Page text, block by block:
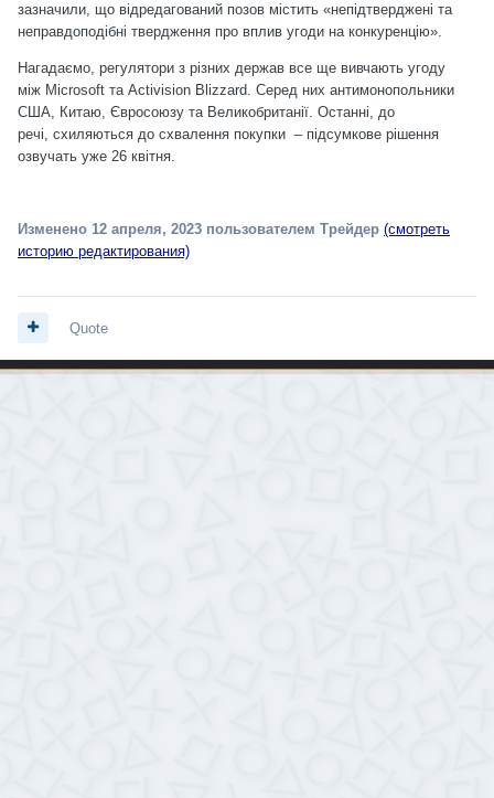
зазначили, що відредагований позов містить «непідтверджені та
неправдоподібні твердження про вплив угоди на конкуренцію».
Нагадаємо, регулятори з різних держав все ще вивчають угоду
між Microsoft та Activision Blizzard. Серед них антимонопольники
США, Китаю, Євросоюзу та Великобританії. Останні, до
речі, схиляються до схвалення покупки – підсумкове рішення
озвучать уже 26 квітня.
Изменено 12 апреля, 2023 пользователем Трейдер (смотреть
историю редактирования)
Quote